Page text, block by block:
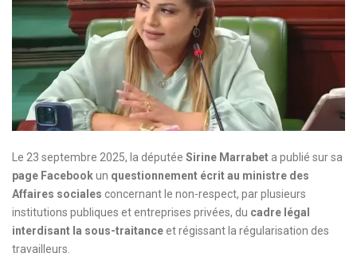
Le 23 septembre 2025, la députée Sirine Marrabet a publié sur sa
page Facebookun questionnement écrit au ministre des
Affaires sociales concernant le non-respect, par plusieurs
institutions publiques et entreprises privées, du cadre légal
interdisant la sous-traitanceet régissant la régularisation des
travailleurs.